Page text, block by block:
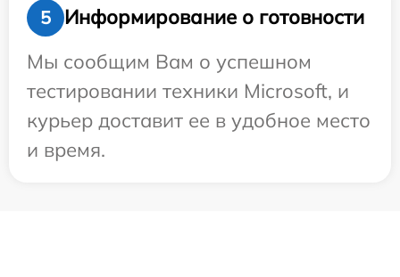
5
Информирование о готовности
Мы сообщим Вам о успешном
тестировании техники Microsoft, и
курьер доставит ее в удобное место
и время.